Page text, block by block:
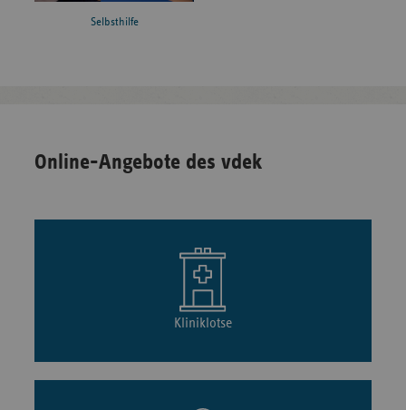
Selbsthilfe
Online-Angebote des vdek
Kliniklotse